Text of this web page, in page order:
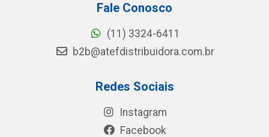
Fale Conosco
(11) 3324-6411
b2b@atefdistribuidora.com.br
Redes Sociais
Instagram
Facebook